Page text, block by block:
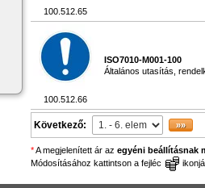
100.512.65
100.512.66
ISO7010-M001-100
Általános utasítás,
Következő:
*A megjelenített ár az egyéni beállításnak
Módosításához kattintson a fejléc